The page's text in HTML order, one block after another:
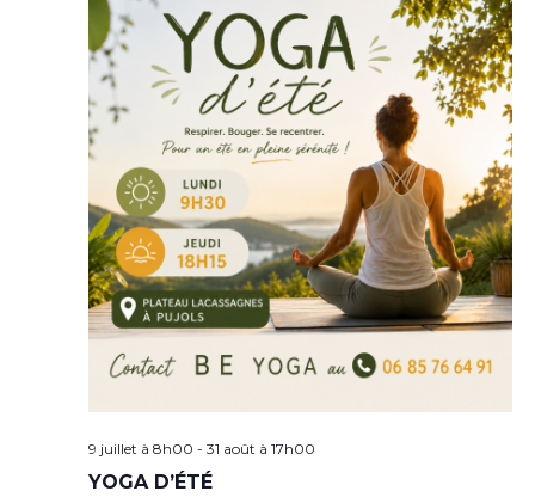
9 juillet à 8h00 - 31 août à 17h00
YOGA D’ÉTÉ